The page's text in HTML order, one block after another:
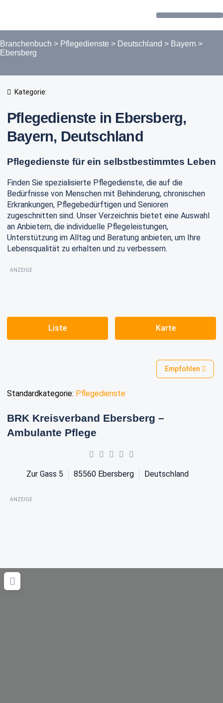
Branchenbuch > Pflegedienste > Deutschland > Bayern >
Ebersberg
Kategorie:
Pflegedienste in Ebersberg,
Bayern, Deutschland
Pflegedienste für ein selbstbestimmtes Leben
Finden Sie spezialisierte Pflegedienste, die auf die
Bedürfnisse von Menschen mit Behinderung, chronischen
Erkrankungen, Pflegebedürftigen und Senioren
zugeschnitten sind. Unser Verzeichnis bietet eine Auswahl
an Anbietern, die individuelle Pflegeleistungen,
Unterstützung im Alltag und Beratung anbieten, um Ihre
Lebensqualität zu erhalten und zu verbessern.
ANZEIGE
Liste Karte
Empfohlen
Standardkategorie: Pflegedienste
BRK Kreisverband Ebersberg –
Ambulante Pflege
Zur Gass 5 85560 Ebersberg Deutschland
ANZEIGE